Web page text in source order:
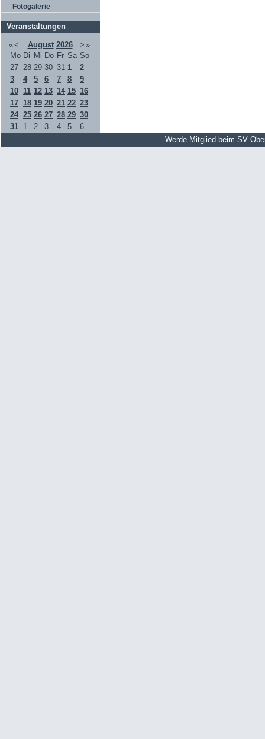
Fotogalerie
Veranstaltungen
«< August 2026 > »
Mo Di Mi Do Fr Sa So
27 28 29 30 31 1
2
3
4 5 6 7 8
9
10 11 12 13 14 15 16
17 18 19 20 21 22 23
24 25 26 27 28 29 30
31 1 2 3 4 5 6
Werde Mitglied beim SV